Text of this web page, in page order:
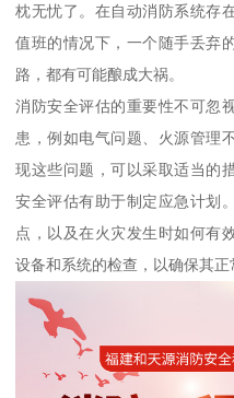
枕无忧了。在自动消防系统存
值班的情况下，一个随手丢弃
路，都有可能酿成大祸。
消防安全评估的重要性不可忽
患，例如电气问题、火源管理
现这些问题，可以采取适当的
安全评估有助于制定应急计划
点，以及在火灾发生时如何有
设备和系统的检查，以确保其正